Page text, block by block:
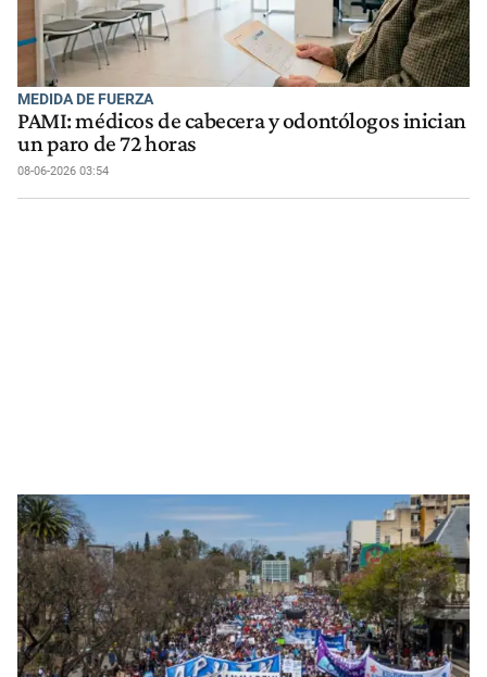
MEDIDA DE FUERZA
PAMI: médicos de cabecera y odontólogos inician
un paro de 72 horas
08-06-2026 03:54